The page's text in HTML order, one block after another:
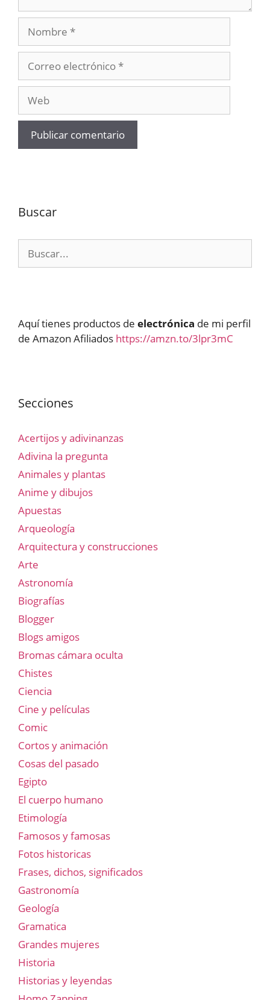
Nombre
electrónico
Buscar
Aquí tienes productos de electrónica de mi perfil
de Amazon Afiliados https://amzn.to/3lpr3mC
Secciones
Acertijos y adivinanzas
Adivina la pregunta
Animales y plantas
Anime y dibujos
Apuestas
Arqueología
Arquitectura y construcciones
Arte
Astronomía
Biografías
Blogger
Blogs amigos
Bromas cámara oculta
Chistes
Ciencia
Cine y películas
Comic
Cortos y animación
Cosas del pasado
Egipto
El cuerpo humano
Etimología
Famosos y famosas
Fotos historicas
Frases, dichos, significados
Gastronomía
Geología
Gramatica
Grandes mujeres
Historia
Historias y leyendas